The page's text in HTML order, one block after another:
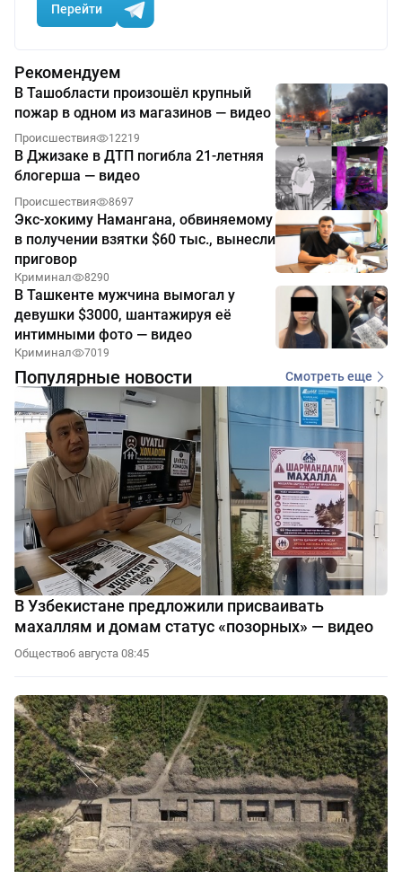
Перейти
Рекомендуем
В Ташобласти произошёл крупный
пожар в одном из магазинов — видео
Происшествия 12219
В Джизаке в ДТП погибла 21-летняя
блогерша — видео
Происшествия 8697
Экс-хокиму Намангана, обвиняемому
в получении взятки $60 тыс., вынесли
приговор
Криминал 8290
В Ташкенте мужчина вымогал у
девушки $3000, шантажируя её
интимными фото — видео
Криминал 7019
Популярные новости Смотреть еще
В Узбекистане предложили присваивать
махаллям и домам статус «позорных» — видео
Общество6 августа 08:45